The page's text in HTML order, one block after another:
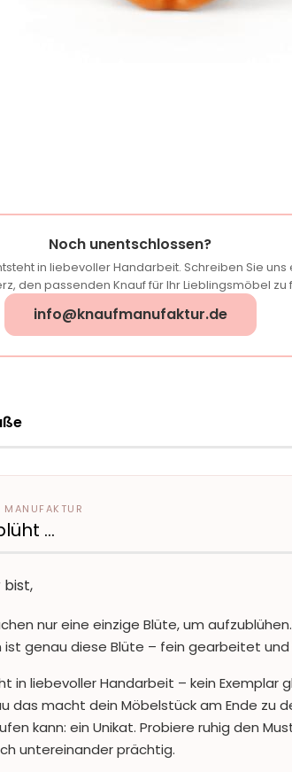
Noch unentschlossen?
in liebevoller Handarbeit. Schreiben Sie uns
den passenden Knauf für Ihr Lieblingsmöbel zu
info@knaufmanufaktur.de
…
bist,
nur eine einzige Blüte, um
genau diese Blüte – fein gearbeitet und
in liebevoller Handarbeit – kein Exemplar
das macht dein Möbelstück am Ende zu
kann: ein Unikat. Probiere ruhig den
untereinander prächtig.